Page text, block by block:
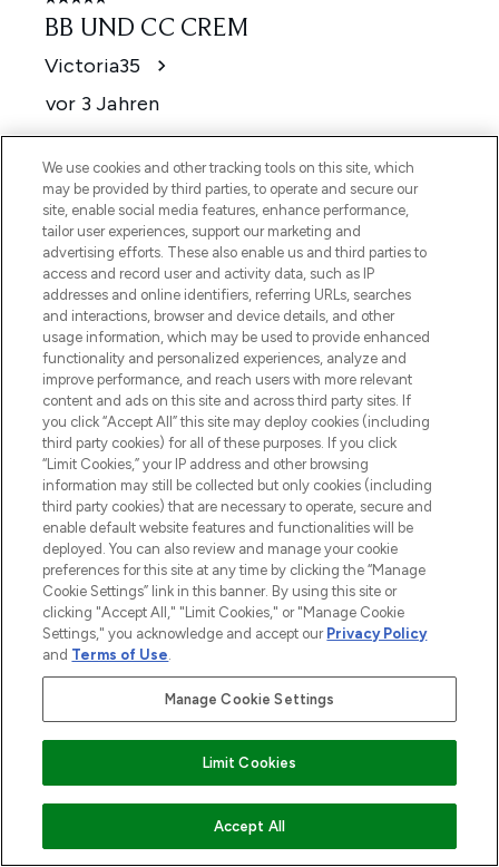
ZUM WARENKORB HINZUFÜGEN
We use cookies and other tracking tools on this site, which
may be provided by third parties, to operate and secure our
site, enable social media features, enhance performance,
tailor user experiences, support our marketing and
advertising efforts. These also enable us and third parties to
access and record user and activity data, such as IP
addresses and online identifiers, referring URLs, searches
and interactions, browser and device details, and other
usage information, which may be used to provide enhanced
functionality and personalized experiences, analyze and
improve performance, and reach users with more relevant
content and ads on this site and across third party sites. If
you click “Accept All” this site may deploy cookies (including
third party cookies) for all of these purposes. If you click
“Limit Cookies,” your IP address and other browsing
information may still be collected but only cookies (including
third party cookies) that are necessary to operate, secure and
enable default website features and functionalities will be
deployed. You can also review and manage your cookie
preferences for this site at any time by clicking the “Manage
Cookie Settings” link in this banner. By using this site or
clicking "Accept All," "Limit Cookies," or "Manage Cookie
Settings," you acknowledge and accept our Privacy Policy
and Terms of Use.
Manage Cookie Settings
Limit Cookies
Accept All